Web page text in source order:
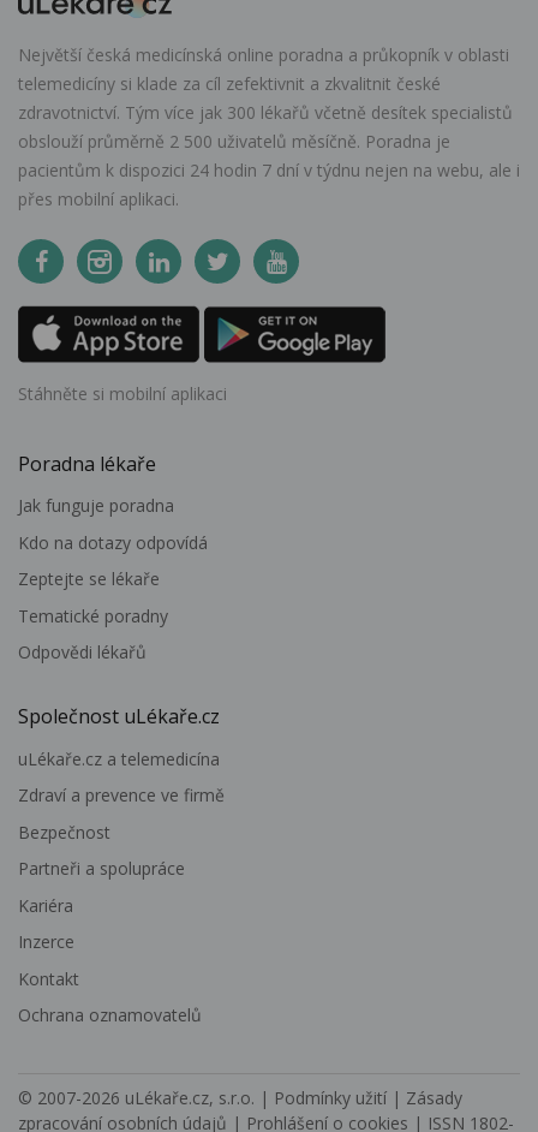
Největší česká medicínská online poradna a průkopník v oblasti
telemedicíny si klade za cíl zefektivnit a zkvalitnit české
zdravotnictví. Tým více jak 300 lékařů včetně desítek specialistů
obslouží průměrně 2 500 uživatelů měsíčně. Poradna je
pacientům k dispozici 24 hodin 7 dní v týdnu nejen na webu, ale i
přes mobilní aplikaci.
Stáhněte si mobilní aplikaci
Poradna lékaře
Jak funguje poradna
Kdo na dotazy odpovídá
Zeptejte se lékaře
Tematické poradny
Odpovědi lékařů
Společnost uLékaře.cz
uLékaře.cz a telemedicína
Zdraví a prevence ve firmě
Bezpečnost
Partneři a spolupráce
Kariéra
Inzerce
Kontakt
Ochrana oznamovatelů
© 2007-2026 uLékaře.cz, s.r.o. | Podmínky užití | Zásady
zpracování osobních údajů | Prohlášení o cookies | ISSN 1802-